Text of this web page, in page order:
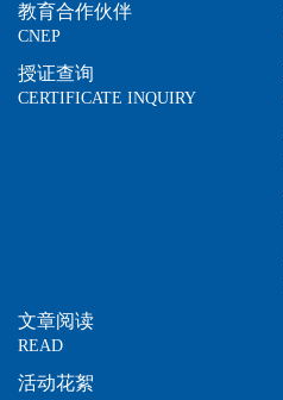
教育合作伙伴
CNEP
授证查询
CERTIFICATE INQUIRY
文章阅读
READ
活动花絮